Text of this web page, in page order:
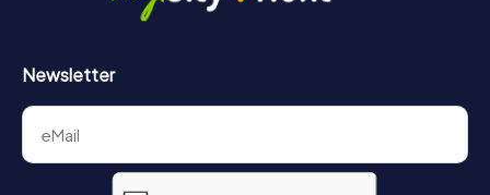
Newsletter